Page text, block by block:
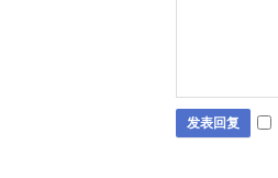
发表回复